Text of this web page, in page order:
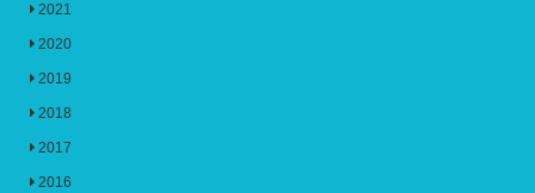
2021
2020
2019
2018
2017
2016